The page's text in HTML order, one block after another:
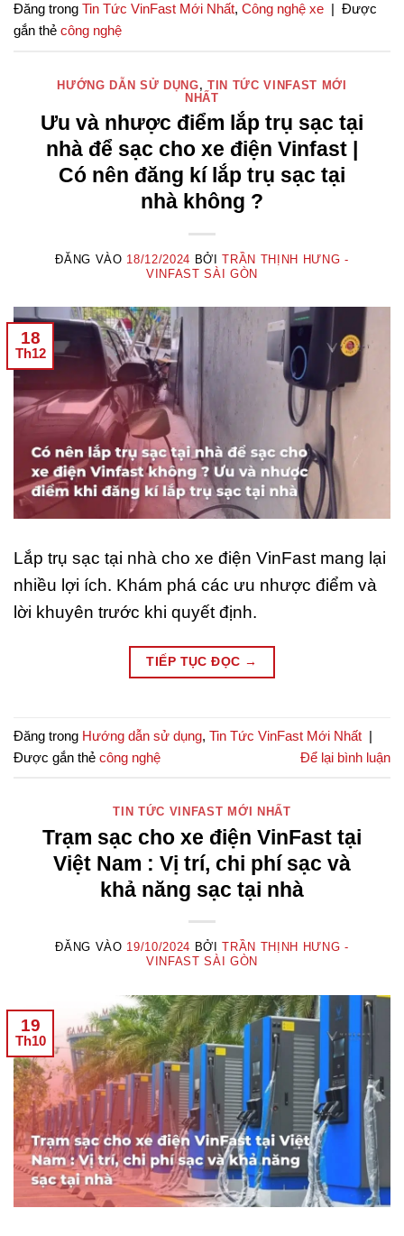
Đăng trong Tin Tức VinFast Mới Nhất, Công nghệ xe | Được
gắn thẻ công nghệ
HƯỚNG DẪN SỬ DỤNG, TIN TỨC VINFAST MỚI
NHẤT
Ưu và nhược điểm lắp trụ sạc tại
nhà để sạc cho xe điện Vinfast |
Có nên đăng kí lắp trụ sạc tại
nhà không ?
ĐĂNG VÀO 18/12/2024 BỞITRẦN THỊNH HƯNG -
VINFAST SÀI GÒN
18
Th12
Lắp trụ sạc tại nhà cho xe điện VinFast mang lại
nhiều lợi ích. Khám phá các ưu nhược điểm và
lời khuyên trước khi quyết định.
TIẾP TỤC ĐỌC →
Đăng trong Hướng dẫn sử dụng, Tin Tức VinFast Mới Nhất |
Được gắn thẻ công nghệ Để lại bình luận
TIN TỨC VINFAST MỚI NHẤT
Trạm sạc cho xe điện VinFast tại
Việt Nam : Vị trí, chi phí sạc và
khả năng sạc tại nhà
ĐĂNG VÀO 19/10/2024 BỞITRẦN THỊNH HƯNG -
VINFAST SÀI GÒN
19
Th10